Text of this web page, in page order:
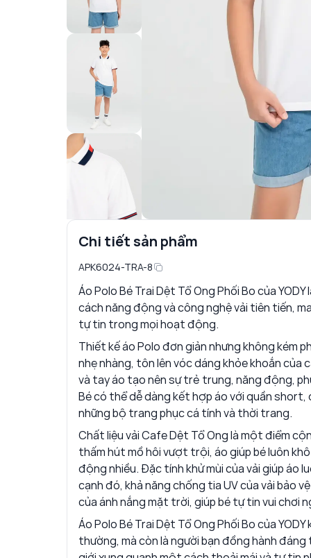
Chi tiết sản phẩm
APK6024-TRA-8
Áo Polo Bé Trai Dệt Tổ Ong Phối Bo của
cách năng động và công nghệ vải tiên tiến,
tự tin trong mọi hoạt động.
Thiết kế áo Polo đơn giản nhưng không kém
nhẹ nhàng, tôn lên vóc dáng khỏe khoắn của
và tay áo tạo nên sự trẻ trung, năng động,
Bé có thể dễ dàng kết hợp áo với quần short,
những bộ trang phục cá tính và thời trang.
Chất liệu vải Cafe Dệt Tổ Ong là một điểm
thấm hút mồ hôi vượt trội, áo giúp bé luôn
động nhiều. Đặc tính khử mùi của vải giúp áo
cạnh đó, khả năng chống tia UV của vải bảo
của ánh nắng mặt trời, giúp bé tự tin vui chơi
Áo Polo Bé Trai Dệt Tổ Ong Phối Bo của
thường, mà còn là người bạn đồng hành